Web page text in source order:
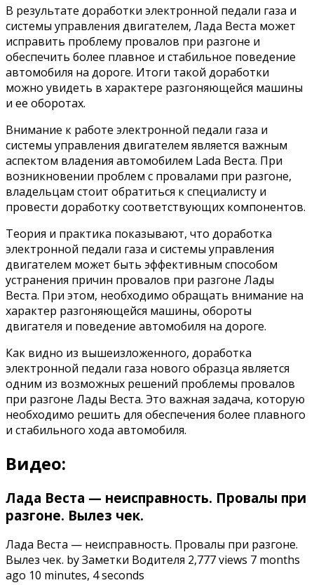
В результате доработки электронной педали газа и
системы управления двигателем, Лада Веста может
исправить проблему провалов при разгоне и
обеспечить более плавное и стабильное поведение
автомобиля на дороге. Итоги такой доработки
можно увидеть в характере разгоняющейся машины
и ее оборотах.
Внимание к работе электронной педали газа и
системы управления двигателем является важным
аспектом владения автомобилем Lada Веста. При
возникновении проблем с провалами при разгоне,
владельцам стоит обратиться к специалисту и
провести доработку соответствующих компонентов.
Теория и практика показывают, что доработка
электронной педали газа и системы управления
двигателем может быть эффективным способом
устранения причин провалов при разгоне Лады
Веста. При этом, необходимо обращать внимание на
характер разгоняющейся машины, обороты
двигателя и поведение автомобиля на дороге.
Как видно из вышеизложенного, доработка
электронной педали газа нового образца является
одним из возможных решений проблемы провалов
при разгоне Лады Веста. Это важная задача, которую
необходимо решить для обеспечения более плавного
и стабильного хода автомобиля.
Видео:
Лада Веста — неисправность. Провалы при
разгоне. Вылез чек.
Лада Веста — неисправность. Провалы при разгоне.
Вылез чек. by Заметки Водителя 2,777 views 7 months
ago 10 minutes, 4 seconds